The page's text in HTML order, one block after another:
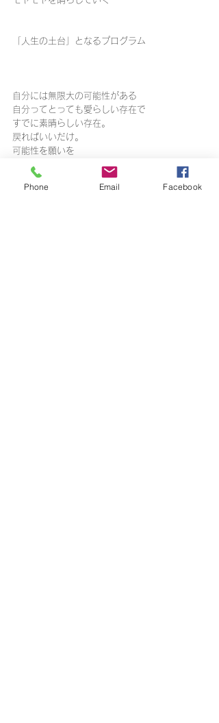
「人生の土台」となるプログラム
自分には無限大の可能性がある
自分ってとっても愛らしい存在で
すでに素晴らしい存在。
戻ればいいだけ。
可能性を願いを
「本当の私」をスパークさせて
Phone Email Facebook